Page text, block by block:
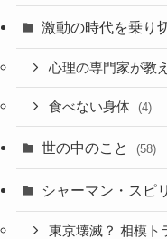
激動の時代を乗り
心理の専門家が教
食べない身体 (4)
世の中のこと (58)
シャーマン・スピ
東京壊滅？ 相模ト